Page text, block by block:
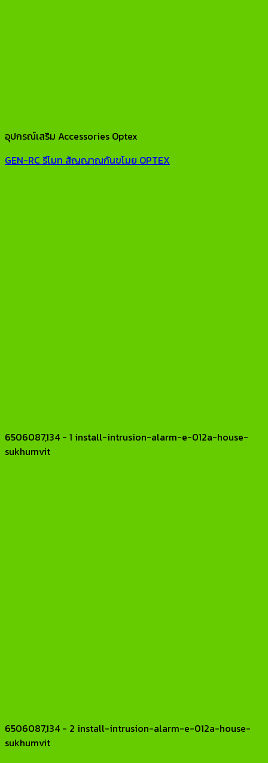
อุปกรณ์เสริม Accessories Optex
GEN-RC รีโมท สัญญาณกันขโมย OPTEX
6506087,134 - 1 install-intrusion-alarm-e-012a-house-
sukhumvit
6506087,134 - 2 install-intrusion-alarm-e-012a-house-
sukhumvit